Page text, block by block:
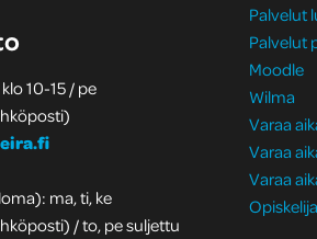
10-15 / pe
ma, ti, ke
/ to, pe suljettu
Palvelut
Palvelut
Moodle
Wilma
Varaa
Varaa
Varaa